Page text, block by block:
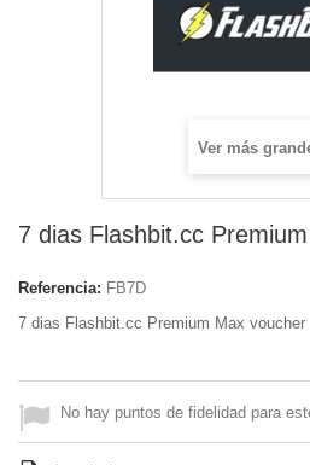
Ver más
7 dias Flashbit.cc
Referencia: FB7D
7 dias Flashbit.cc Premium Max voucher
No hay puntos de fidelidad para